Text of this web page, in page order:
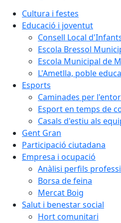
Cultura i festes
Educació i joventut
Consell Local
Escola Bressol
Escola Municipal de
L'Ametlla, poble
Esports
Caminades per
Esport en temps de
Casals d'estiu als
Gent Gran
Participació ciutadana
Empresa i ocupació
Anàlisi perfils
Borsa de feina
Mercat Boig
Salut i benestar social
Hort comunitari